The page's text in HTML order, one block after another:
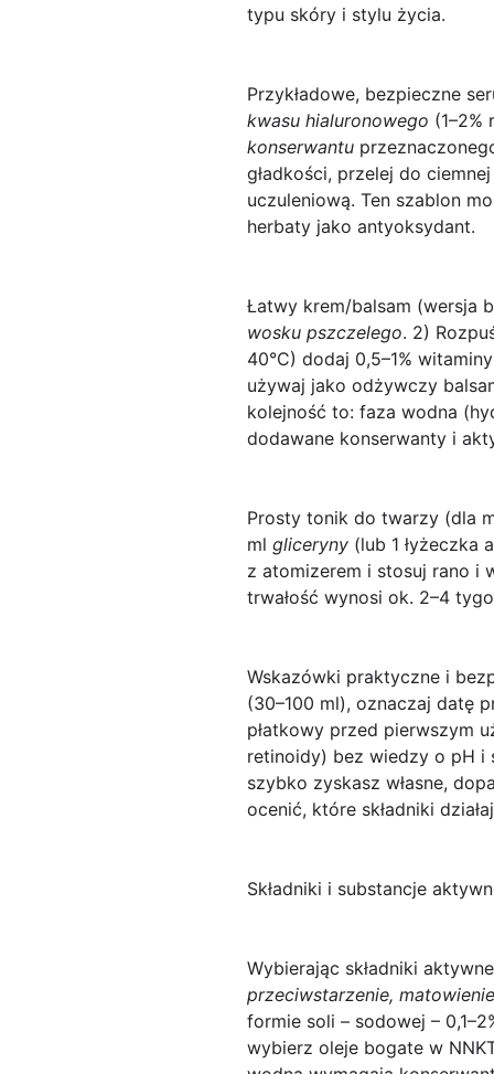
typu skóry i stylu życia.
Przykładowe, bezpieczne
kwasu hialuronowego
konserwantu
gładkości, przelej do
uczuleniową. Ten szablon
herbaty jako antyoksydant.
Łatwy krem/balsam (wersja
wosku pszczelego. 2)
40°C) dodaj 0,5–1%
używaj jako odżywczy
kolejność to: faza wodna
dodawane konserwanty i
Prosty tonik do twarzy (dla
ml gliceryny (lub 1 łyżeczka
z atomizerem i stosuj rano i
trwałość wynosi ok. 2–4
Wskazówki praktyczne i
(30–100 ml), oznaczaj datę
płatkowy przed pierwszym
retinoidy) bez wiedzy o pH
szybko zyskasz własne,
ocenić, które składniki
Składniki i substancje
Wybierając składniki aktywne
przeciwstarzenie,
formie soli – sodowej –
wybierz oleje bogate w